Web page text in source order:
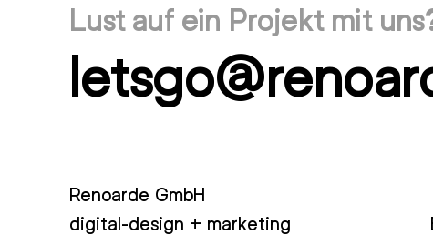
Lust auf ein Projekt mit
Renoarde GmbH
digital-design + marketing